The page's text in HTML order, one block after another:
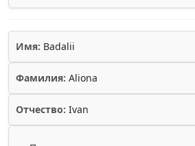
Имя: Badalii
Фамилия: Aliona
Отчество: Ivan